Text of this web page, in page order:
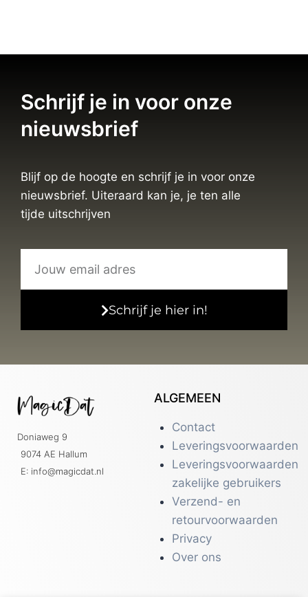
Schrijf je in voor onze
nieuwsbrief
Blijf op de hoogte en schrijf je in voor onze
nieuwsbrief. Uiteraard kan je, je ten alle
tijde uitschrijven
Schrijf je hier in!
Doniaweg 9
9074 AE Hallum
E: info@magicdat.nl
ALGEMEEN
Contact
Leveringsvoorwaarden
Leveringsvoorwaarden
zakelijke gebruikers
Verzend- en
retourvoorwaarden
Privacy
Over ons